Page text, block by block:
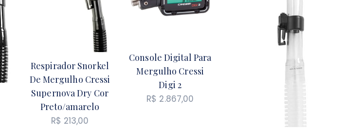
Respirador Snorkel
De Mergulho Cressi
Supernova Dry Cor
Preto/amarelo
R$ 213,00
Console Digital Para
Mergulho Cressi
Digi 2
R$ 2.867,00